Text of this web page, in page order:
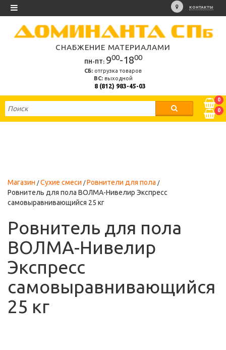
КОНТАКТЫ
СНАБЖЕНИЕ МАТЕРИАЛАМИ
ПН-ПТ: 900-1800
СБ: отгрузка товаров
ВС:выходной
8 (812) 983-45-03
0
0
Магазин Сухие смеси
Ровнители для пола
Ровнитель для пола ВОЛМА-Нивелир Экспресс
самовыравнивающийся 25 кг
Ровнитель для пола
ВОЛМА-Нивелир
Экспресс
самовыравнивающийся
25 кг